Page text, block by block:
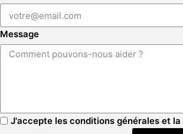
Message
J'accepte les conditions générales et